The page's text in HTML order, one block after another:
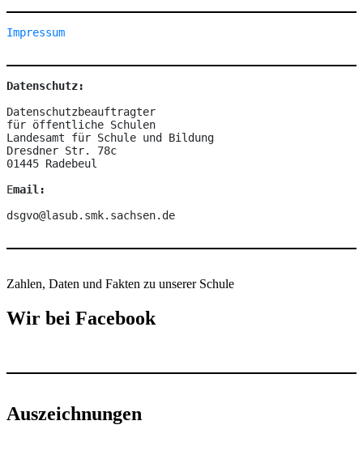
Impressum
Datenschutz:
Datenschutzbeauftragter
für öffentliche Schulen
Landesamt für Schule und Bildung
Dresdner Str. 78c
01445 Radebeul
Email:
dsgvo@lasub.smk.sachsen.de
Zahlen, Daten und Fakten zu unserer Schule
Wir bei Facebook
Auszeichnungen